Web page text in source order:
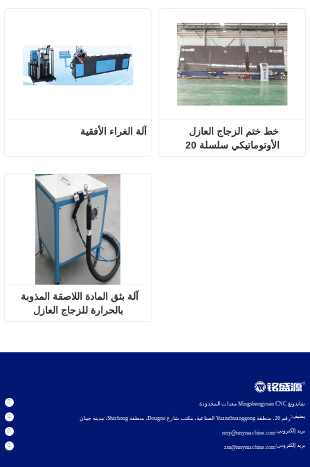
آلة الغراء الأفقية
الأوتوماتيكي سلسلة 20
بالحرارة للزجاج العازل
شاندونغ Mingshengyuan CNC معدات المحدودة
يضيف:رقم 26، منطقة Yuanzhuanggong الصناعية، مكتب شارع Dougou، منطقة Shizhong، مدينة جينان
بريد إلكتروني:msy@msymachine.com
بريد إلكتروني:zm@msymachine.com